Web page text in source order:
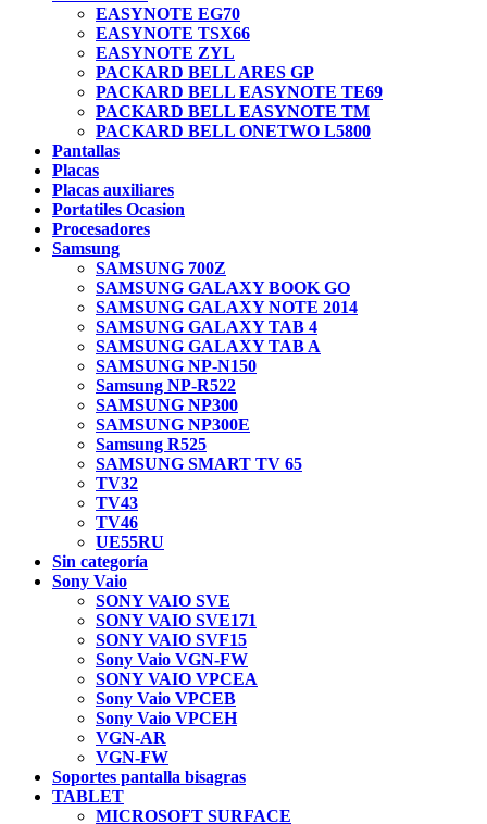
EASYNOTE EG70
EASYNOTE TSX66
EASYNOTE ZYL
PACKARD BELL ARES GP
PACKARD BELL EASYNOTE TE69
PACKARD BELL EASYNOTE TM
PACKARD BELL ONETWO L5800
Pantallas
Placas
Placas auxiliares
Portatiles Ocasion
Procesadores
Samsung
SAMSUNG 700Z
SAMSUNG GALAXY BOOK GO
SAMSUNG GALAXY NOTE 2014
SAMSUNG GALAXY TAB 4
SAMSUNG GALAXY TAB A
SAMSUNG NP-N150
Samsung NP-R522
SAMSUNG NP300
SAMSUNG NP300E
Samsung R525
SAMSUNG SMART TV 65
TV32
TV43
TV46
UE55RU
Sin categoría
Sony Vaio
SONY VAIO SVE
SONY VAIO SVE171
SONY VAIO SVF15
Sony Vaio VGN-FW
SONY VAIO VPCEA
Sony Vaio VPCEB
Sony Vaio VPCEH
VGN-AR
VGN-FW
Soportes pantalla bisagras
TABLET
MICROSOFT SURFACE